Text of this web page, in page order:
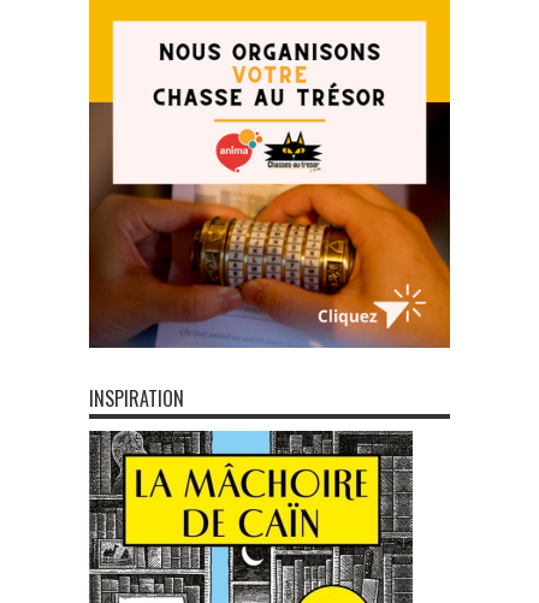
INSPIRATION